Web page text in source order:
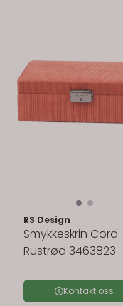
RS Design
Smykkeskrin Cord
Rustrød 3463823
Kontakt oss